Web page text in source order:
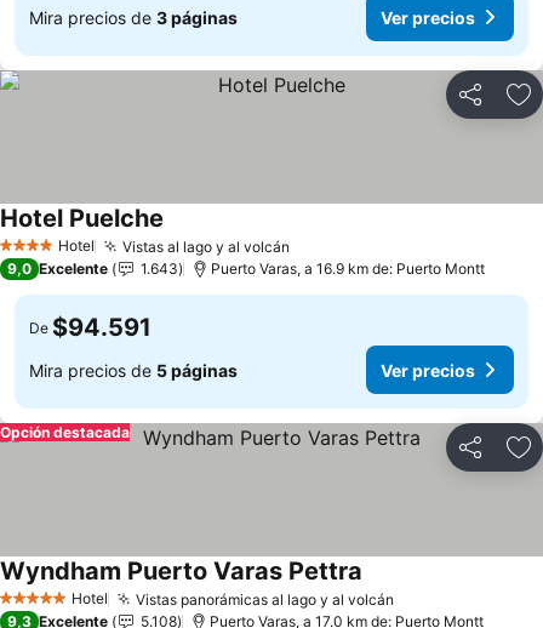
Mira precios de 3 páginas Ver precios
Compartir
4 EstrellasHotel Vistas al lago y al volcán
Hotel Puelche
9,0 Excelente 1.643 Puerto Varas, a 16.9 km de: Puerto Montt
De $94.591
Mira precios de 5 páginas Ver precios
Compartir
Opción destacada
5 Estrellas Hotel Vistas panorámicas al lago y al volcán
Wyndham Puerto Varas Pettra
9,3 Excelente 5.108 Puerto Varas, a 17.0 km de: Puerto Montt